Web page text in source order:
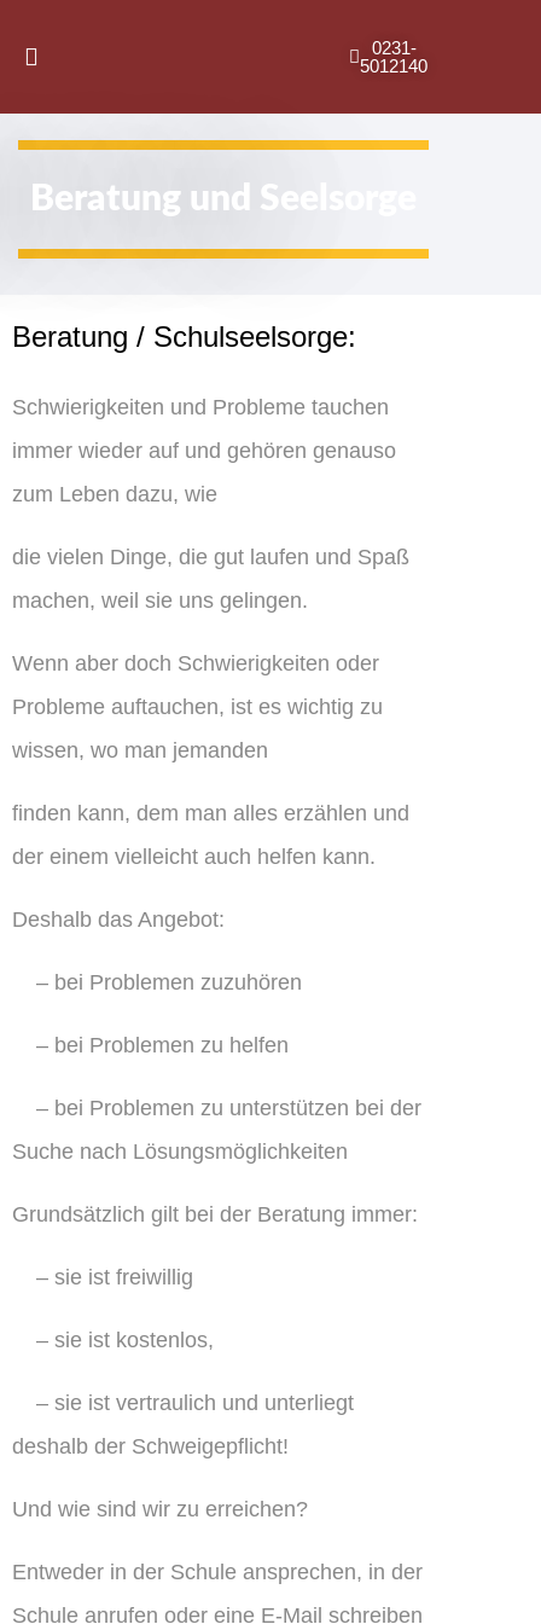
0231-
5012140
Beratung und Seelsorge
Beratung / Schulseelsorge:
Schwierigkeiten und Probleme tauchen
immer wieder auf und gehören genauso
zum Leben dazu, wie
die vielen Dinge, die gut laufen und Spaß
machen, weil sie uns gelingen.
Wenn aber doch Schwierigkeiten oder
Probleme auftauchen, ist es wichtig zu
wissen, wo man jemanden
finden kann, dem man alles erzählen und
der einem vielleicht auch helfen kann.
Deshalb das Angebot:
– bei Problemen zuzuhören
– bei Problemen zu helfen
– bei Problemen zu unterstützen bei der
Suche nach Lösungsmöglichkeiten
Grundsätzlich gilt bei der Beratung immer:
– sie ist freiwillig
– sie ist kostenlos,
– sie ist vertraulich und unterliegt
deshalb der Schweigepflicht!
Und wie sind wir zu erreichen?
Entweder in der Schule ansprechen, in der
Schule anrufen oder eine E-Mail schreiben